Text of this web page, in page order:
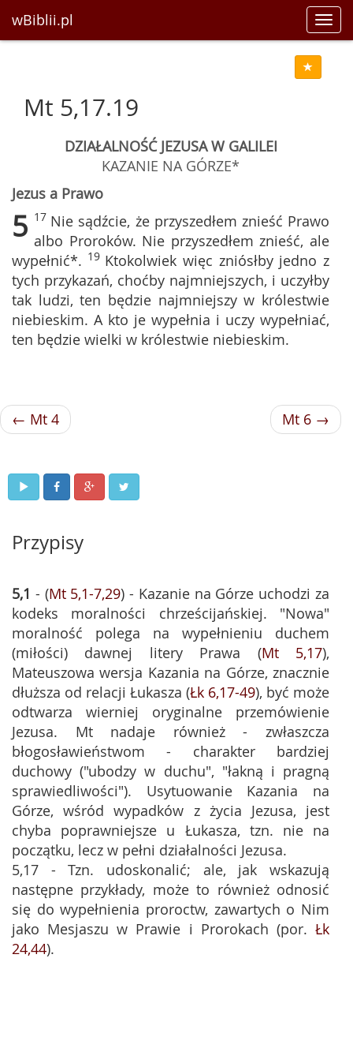
wBiblii.pl
Mt 5,17.19
DZIAŁALNOŚĆ JEZUSA W GALILEI
KAZANIE NA GÓRZE*
Jezus a Prawo
5 17 Nie sądźcie, że przyszedłem znieść Prawo
albo Proroków. Nie przyszedłem znieść, ale
wypełnić*. 19 Ktokolwiek więc zniósłby jedno z
tych przykazań, choćby najmniejszych, i uczyłby
tak ludzi, ten będzie najmniejszy w królestwie
niebieskim. A kto je wypełnia i uczy wypełniać,
ten będzie wielki w królestwie niebieskim.
← Mt 4 Mt 6 →
Przypisy
5,1 - (Mt 5,1-7,29) - Kazanie na Górze uchodzi za
kodeks moralności chrześcijańskiej. "Nowa"
moralność polega na wypełnieniu duchem
(miłości) dawnej litery Prawa (Mt 5,17),
Mateuszowa wersja Kazania na Górze, znacznie
dłuższa od relacji Łukasza (Łk 6,17-49), być może
odtwarza wierniej oryginalne przemówienie
Jezusa. Mt nadaje również - zwłaszcza
błogosławieństwom - charakter bardziej
duchowy ("ubodzy w duchu", "łakną i pragną
sprawiedliwości"). Usytuowanie Kazania na
Górze, wśród wypadków z życia Jezusa, jest
chyba poprawniejsze u Łukasza, tzn. nie na
początku, lecz w pełni działalności Jezusa.
5,17 - Tzn. udoskonalić; ale, jak wskazują
następne przykłady, może to również odnosić
się do wypełnienia proroctw, zawartych o Nim
jako Mesjaszu w Prawie i Prorokach (por. Łk
24,44).